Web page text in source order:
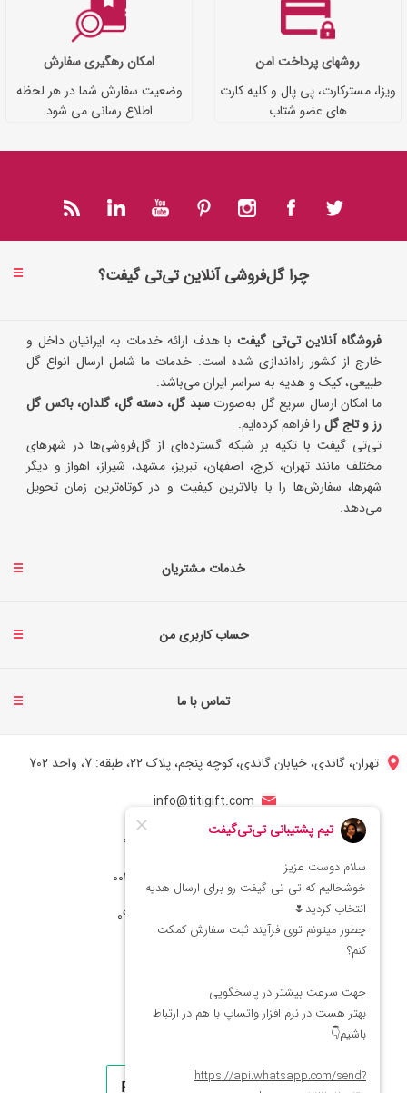
روشهای پرداخت امن
ویزا، مسترکارت، پی پال و کلیه کارت
های عضو شتاب
امکان رهگیری سفارش
وضعیت سفارش شما در هر لحظه
اطلاع رسانی می شود
چرا گل‌فروشی آنلاین تی‌تی گیفت؟
فروشگاه آنلاین تی‌تی گیفتبا هدف ارائه خدمات به ایرانیان داخل و
خارج از کشور راه‌اندازی شده است. خدمات ما شامل ارسال انواع گل
طبیعی، کیک و هدیه به سراسر ایران می‌باشد.
ما امکان ارسال سریع گل به‌صورتسبد گل، دسته گل، گلدان، باکس گل
رز و تاج گل را فراهم کرده‌ایم.
تی‌تی گیفت با تکیه بر شبکه گسترده‌ای از گل‌فروشی‌ها در شهرهای
مختلف مانند تهران، کرج، اصفهان، تبریز، مشهد، شیراز، اهواز و دیگر
شهرها، سفارش‌ها را با بالاترین کیفیت و در کوتاه‌ترین زمان تحویل
می‌دهد.
خدمات مشتریان
حساب کاربری من
تماس با ما
تهران، گاندی، خیابان گاندی، کوچه پنجم، پلاک 22، طبقه: 7، واحد 702
info@titigift.com
شماره تماس ایران: 02166066403
شماره تماس آمریکا: 0014088054942